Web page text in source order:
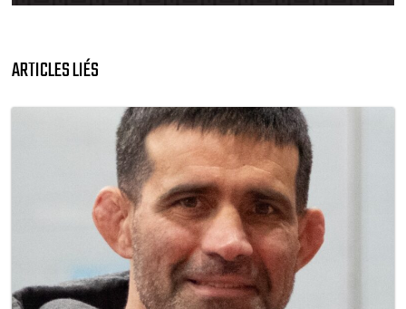
ARTICLES LIÉS